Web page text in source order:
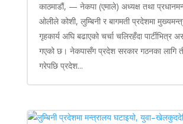
काठमाडौं, — नेकपा (एमाले) अध्यक्ष तथा
ओलीले कोशी, लुम्बिनी र बागमती प्रदेशमा
गृहकार्य अघि बढाएको चर्चा चलिरहँदा पार्टीभित्र
गएको छ। नेकपासँग प्रदेश सरकार गठनका लागि
गरेपछि प्रदेश...